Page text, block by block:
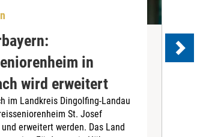
in
wird erweitert
im Landkreis Dingolfing-Landau
St. Josef
erweitert werden. Das Land